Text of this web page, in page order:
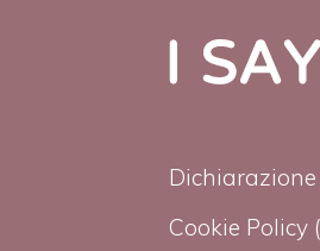
Cookie Policy